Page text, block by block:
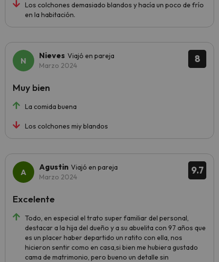
Los colchones demasiado blandos y hacía un poco de frío
en la habitación.
8
Nieves Viajó en pareja
Marzo 2024
La comida buena
Los colchones miy blandos
Muy bien
9.7
Agustin Viajó en pareja
Marzo 2024
Todo, en especial el trato super familiar del personal,
destacar a la hija del dueño y a su abuelita con 97 años que
es un placer haber departido un ratito con ella, nos
hicieron sentir como en casa,si bien me hubiera gustado
cama de matrimonio, pero bueno un detalle sin
Excelente